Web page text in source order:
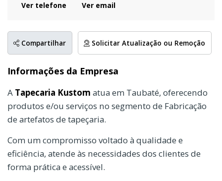
Ver telefone Ver email
Compartilhar Solicitar Atualização ou Remoção
Informações da Empresa
A Tapecaria Kustom atua em Taubaté, oferecendo
produtos e/ou serviços no segmento de Fabricação
de artefatos de tapeçaria.
Com um compromisso voltado à qualidade e
eficiência, atende às necessidades dos clientes de
forma prática e acessível.